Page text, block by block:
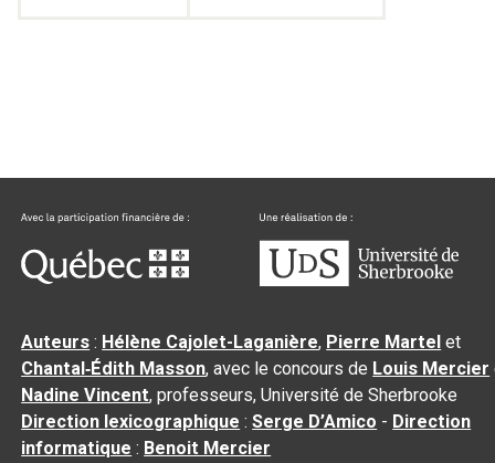
Auteurs : Hélène Cajolet-Laganière, Pierre Martel et
Chantal‑Édith Masson, avec le concours de Louis Mercier
Nadine Vincent, professeurs, Université de Sherbrooke
Direction lexicographique :Serge D’Amico - Direction
informatique : Benoit Mercier